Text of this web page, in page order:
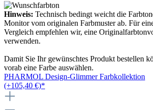
Hinweis: Technisch bedingt weicht die
Monitor vom originalen Farbmuster ab. Für
Vergleich empfehlen wir, eine
verwenden.
Damit Sie Ihr gewünschtes Produkt bestellen
vorab eine Farbe auswählen.
PHARMOL Design-Glimmer Farbkollektion
(+105,40 €)*